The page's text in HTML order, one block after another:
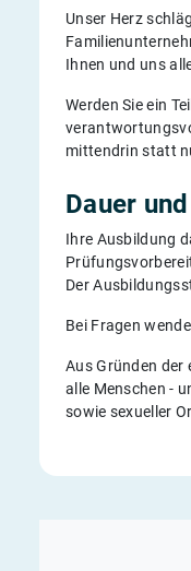
Unser Herz
Ihnen und uns
Werden Sie ein
mittendrin statt
Dauer
Ihre Ausbildung
Der
Bei Fragen
Aus Gründen der
alle Menschen -
sowie sexueller